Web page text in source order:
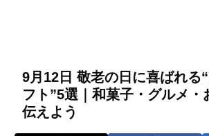
9月12日 敬老の日に喜ばれる
フト”5選｜和菓子・グルメ・
伝えよう